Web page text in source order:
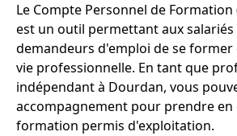
Le Compte Personnel de Formation
est un outil permettant aux salariés
demandeurs d'emploi de se
vie professionnelle. En tant que
indépendant à Dourdan, vous
accompagnement pour prendre en
formation permis d'exploitation.